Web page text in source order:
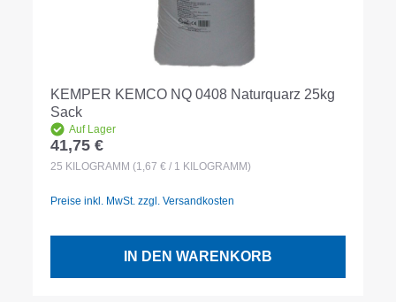
KEMPER KEMCO NQ 0408 Naturquarz 25kg
Sack
Auf Lager
Regulärer Preis:
41,75 €
25 KILOGRAMM (1,67 € / 1 KILOGRAMM)
Preise inkl. MwSt. zzgl. Versandkosten
IN DEN WARENKORB